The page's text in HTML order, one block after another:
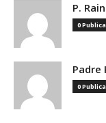
P.
0
Padre
0